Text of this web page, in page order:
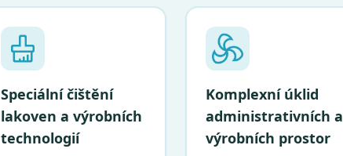
Speciální čištění
lakoven a výrobních
technologií
Komplexní úklid
administrativních a
výrobních prostor